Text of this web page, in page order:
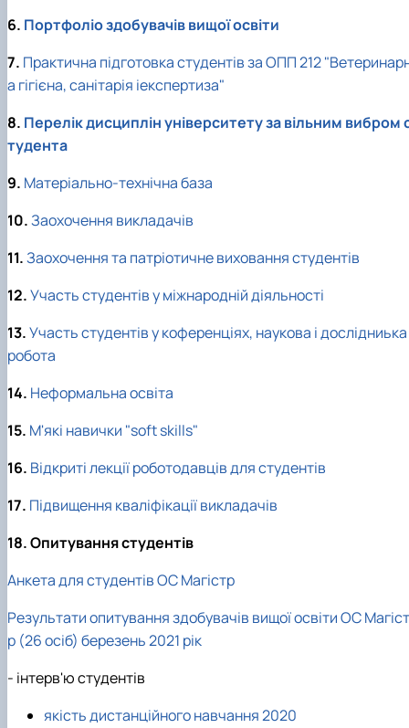
6. Портфоліо здобувачів вищої освіти
7. Практична підготовка студентів за ОПП 212
а гігієна, санітарія іекспертиза"
8. Перелік дисциплін університету за вільним вибром
тудента
9. Матеріально-технічна база
10.Заохочення викладачів
11.Заохочення та патріотичне виховання студентів
12.Участь студентів у міжнародній діяльності
13.Участь студентів у коференціях, наукова і дослідниька
робота
14. Неформальна освіта
15. М'які навички "soft skills"
16. Відкриті лекції роботодавців для студентів
17. Підвищення кваліфікації викладачів
18. Опитування студентів
Анкета для студентів ОС Магістр
Результати опитування здобувачів вищої освіти ОС Магіст
р (26 осіб) березень 2021 рік
- інтерв'ю студентів
якість дистанційного навчання 2020